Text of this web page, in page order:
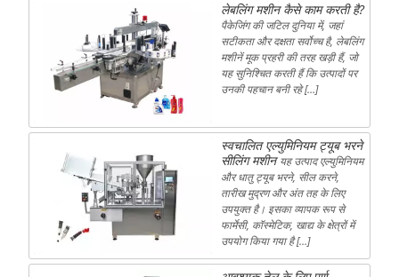
लेबलिंग मशीन कैसे काम करती है?
पैकेजिंग की जटिल दुनिया में, जहां
सटीकता और दक्षता सर्वोच्च है, लेबलिंग
मशीनें मूक प्रहरी की तरह खड़ी हैं, जो
यह सुनिश्चित करती हैं कि उत्पादों पर
उनकी पहचान बनी रहे […]
स्वचालित एल्युमिनियम ट्यूब भरने
सीलिंग मशीन यह उत्पाद एल्युमिनियम
और धातु ट्यूब भरने, सील करने,
तारीख मुद्रण और अंत तह के लिए
उपयुक्त है। इसका व्यापक रूप से
फार्मेसी, कॉस्मेटिक, खाद्य के क्षेत्रों में
उपयोग किया गया है […]